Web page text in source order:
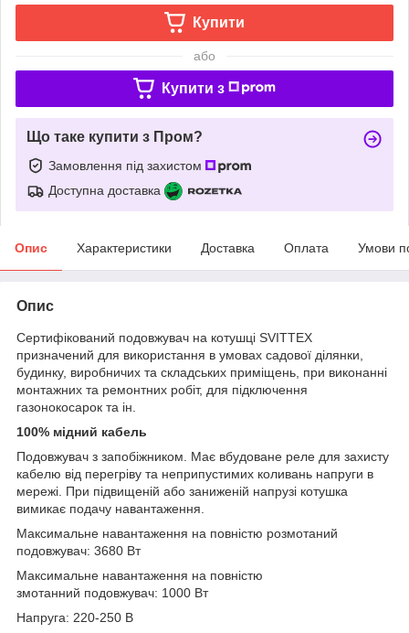
Купити
або
Купити з
Що таке купити з Пром?
Замовлення під захистом
Доступна доставка
Опис Характеристики Доставка Оплата Умови
Опис
Сертифікований подовжувач на котушці SVITTEX
призначений для використання в умовах садової ділянки,
будинку, виробничих та складських приміщень, при виконанні
монтажних та ремонтних робіт, для підключення
газонокосарок та ін.
100% мідний кабель
Подовжувач з запобіжником. Має вбудоване реле для захисту
кабелю від перегріву та неприпустимих коливань напруги в
мережі. При підвищеній або заниженій напрузі котушка
вимикає подачу навантаження.
Максимальне навантаження на повністю розмотаний
подовжувач: 3680 Вт
Максимальне навантаження на повністю
змотанний подовжувач: 1000 Вт
Напруга: 220-250 В